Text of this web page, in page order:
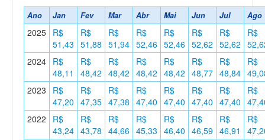
Ano Jan Fev Mar Abr Mai Jun Jul Ago
2025 R$
51,43
R$
51,88
R$
51,94
R$
52,46
R$
52,46
R$
52,62
R$
52,62
R$
2024 R$
48,11
R$
48,42
R$
48,42
R$
48,42
R$
48,42
R$
48,77
R$
48,84
R$
2023
R$
47,20
R$
47,35
R$
47,38
R$
47,40
R$
47,40
R$
47,40
R$
47,40
R$
2022
R$
43,24
R$
43,78
R$
44,66
R$
45,33
R$
46,40
R$
46,59
R$
46,91
R$